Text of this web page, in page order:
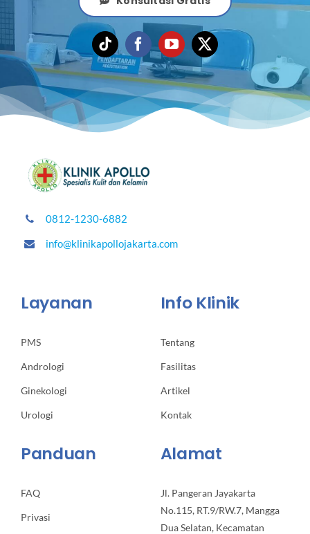
0812-1230-6882
info@klinikapollojakarta.com
Layanan
PMS
Andrologi
Ginekologi
Urologi
Info Klinik
Tentang
Fasilitas
Artikel
Kontak
Panduan
FAQ
Privasi
Alamat
Jl. Pangeran Jayakarta
No.115, RT.9/RW.7, Mangga
Dua Selatan, Kecamatan